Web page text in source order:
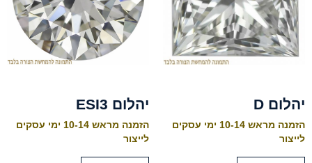
יהלום D
הזמנה מראש 10-14 ימי עסקים
לייצור
יהלום ESI3
הזמנה מראש 10-14 ימי עסקים
לייצור